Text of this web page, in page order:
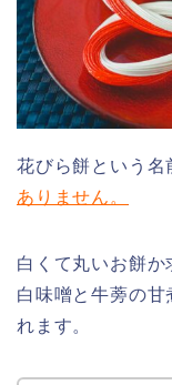
花びら餅という名
ありません。
白くて丸いお餅か
白味噌と牛蒡の甘
れます。